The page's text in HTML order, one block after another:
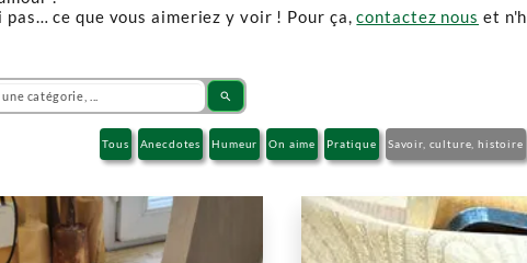
pas… ce que vous aimeriez y voir ! Pour ça,contactez nous et
search
Tous Anecdotes Humeur On aime Pratique Savoir, culture, histoire